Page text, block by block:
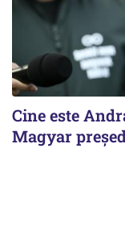
Cine este
Magyar